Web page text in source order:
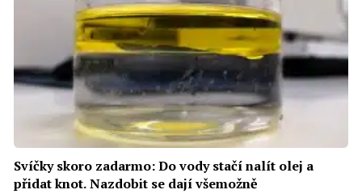
Svíčky skoro zadarmo: Do vody stačí nalít olej a
přidat knot. Nazdobit se dají všemožně